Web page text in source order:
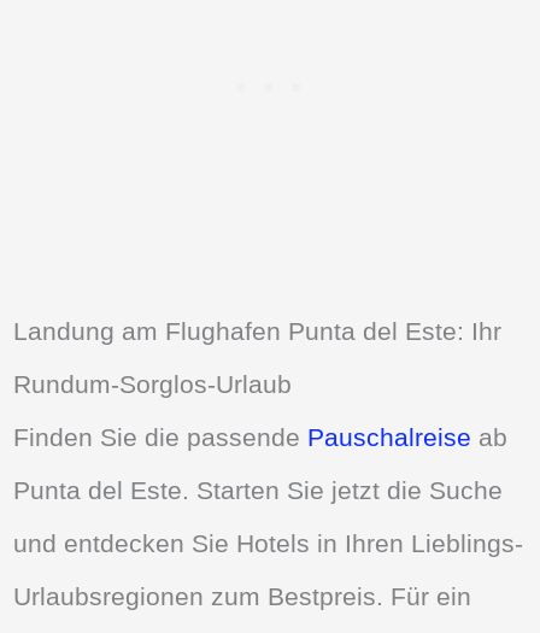
Landung am Flughafen Punta del Este: Ihr
Rundum-Sorglos-Urlaub
Finden Sie die passende Pauschalreise ab
Punta del Este. Starten Sie jetzt die Suche
und entdecken Sie Hotels in Ihren Lieblings-
Urlaubsregionen zum Bestpreis. Für ein